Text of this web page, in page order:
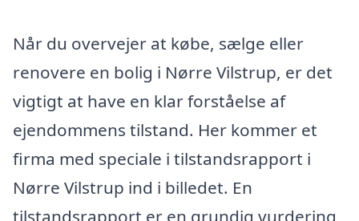
Når du overvejer at købe, sælge eller
renovere en bolig i Nørre Vilstrup, er det
vigtigt at have en klar forståelse af
ejendommens tilstand. Her kommer et
firma med speciale i tilstandsrapport i
Nørre Vilstrup ind i billedet. En
tilstandsrapport er en grundig vurdering